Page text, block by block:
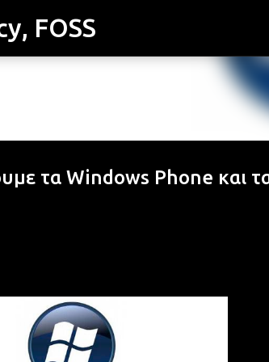
στο κύριο περιεχόμενο
FOSS
τα Windows Phone και